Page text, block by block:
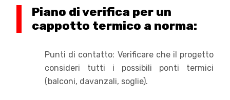
Piano di verifica per un
cappotto termico a norma:
Punti di contatto: Verificare che il progetto
consideri tutti i possibili ponti termici
(balconi, davanzali, soglie).